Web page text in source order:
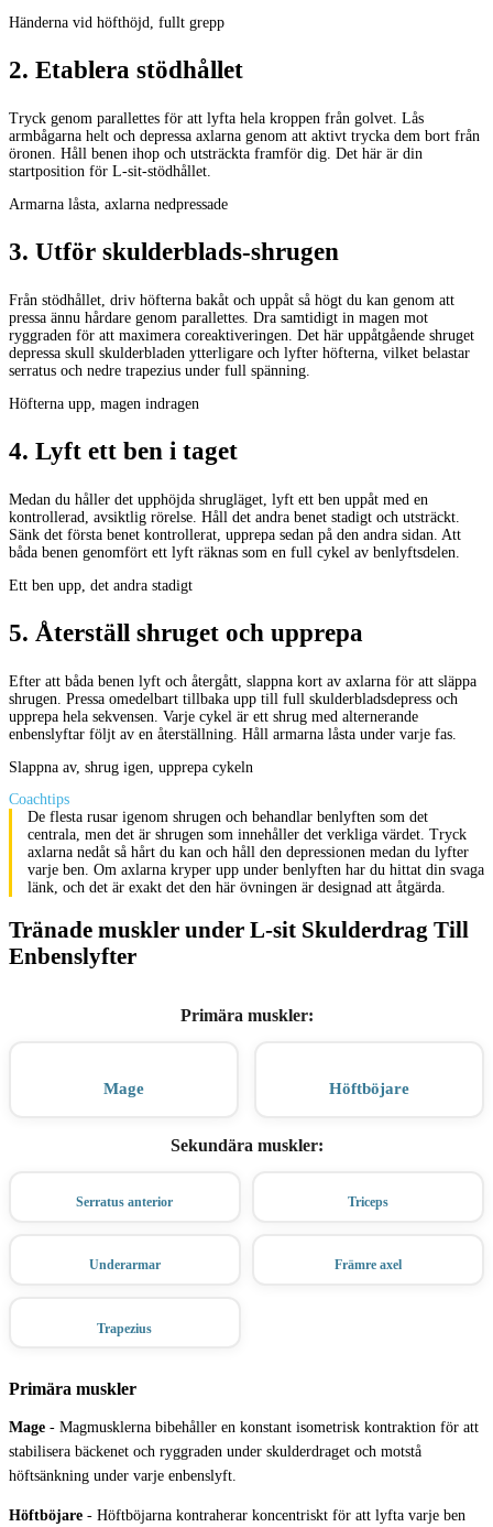
Händerna vid höfthöjd, fullt grepp
2. Etablera stödhållet
Tryck genom parallettes för att lyfta hela kroppen från golvet. Lås
armbågarna helt och depressa axlarna genom att aktivt trycka dem bort från
öronen. Håll benen ihop och utsträckta framför dig. Det här är din
startposition för L-sit-stödhållet.
Armarna låsta, axlarna nedpressade
3. Utför skulderblads-shrugen
Från stödhållet, driv höfterna bakåt och uppåt så högt du kan genom att
pressa ännu hårdare genom parallettes. Dra samtidigt in magen mot
ryggraden för att maximera coreaktiveringen. Det här uppåtgående shruget
depressa skull skulderbladen ytterligare och lyfter höfterna, vilket belastar
serratus och nedre trapezius under full spänning.
Höfterna upp, magen indragen
4. Lyft ett ben i taget
Medan du håller det upphöjda shrugläget, lyft ett ben uppåt med en
kontrollerad, avsiktlig rörelse. Håll det andra benet stadigt och utsträckt.
Sänk det första benet kontrollerat, upprepa sedan på den andra sidan. Att
båda benen genomfört ett lyft räknas som en full cykel av benlyftsdelen.
Ett ben upp, det andra stadigt
5. Återställ shruget och upprepa
Efter att båda benen lyft och återgått, slappna kort av axlarna för att släppa
shrugen. Pressa omedelbart tillbaka upp till full skulderbladsdepress och
upprepa hela sekvensen. Varje cykel är ett shrug med alternerande
enbenslyftar följt av en återställning. Håll armarna låsta under varje fas.
Slappna av, shrug igen, upprepa cykeln
Coachtips
De flesta rusar igenom shrugen och behandlar benlyften som det
centrala, men det är shrugen som innehåller det verkliga värdet. Tryck
axlarna nedåt så hårt du kan och håll den depressionen medan du lyfter
varje ben. Om axlarna kryper upp under benlyften har du hittat din svaga
länk, och det är exakt det den här övningen är designad att åtgärda.
Tränade muskler under L-sit Skulderdrag Till
Enbenslyfter
Primära muskler:
Mage Höftböjare
Sekundära muskler:
Serratus anterior Triceps
Underarmar Främre axel
Trapezius
Primära muskler
Mage - Magmusklerna bibehåller en konstant isometrisk kontraktion för att
stabilisera bäckenet och ryggraden under skulderdraget och motstå
höftsänkning under varje enbenslyft.
Höftböjare - Höftböjarna kontraherar koncentriskt för att lyfta varje ben